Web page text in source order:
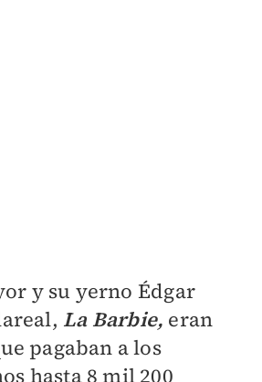
y su yerno Édgar
La Barbie, eran
pagaban a los
hasta 8 mil 200